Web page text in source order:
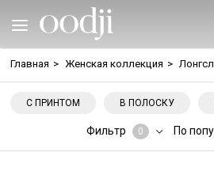
Главная > Женская коллекция >
С ПРИНТОМ В ПОЛОСКУ
Фильтр 0 По